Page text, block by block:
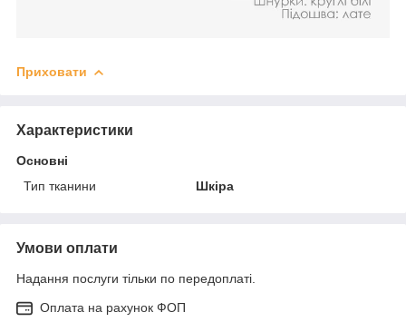
Приховати
Характеристики
Основні
Тип тканини
Шкіра
Умови оплати
Надання послуги тільки по передоплаті.
Оплата на рахунок ФОП